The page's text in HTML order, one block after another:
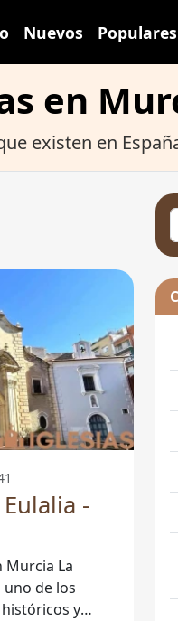
Nuevos Populares
en
existen en
-
La
uno de los
y